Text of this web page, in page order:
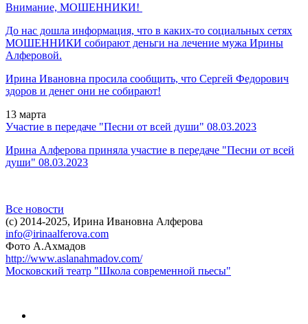
Внимание, МОШЕННИКИ!
До нас дошла информация, что в каких-то социальных сетях
МОШЕННИКИ собирают деньги на лечение мужа Ирины
Алферовой.
Ирина Ивановна просила сообщить, что Сергей Федорович
здоров и денег они не собирают!
13 марта
Участие в передаче "Песни от всей души" 08.03.2023
Ирина Алферова приняла участие в передаче "Песни от всей
души" 08.03.2023
Все новости
(c) 2014-2025, Ирина Ивановна Алферова
info@irinaalferova.com
Фото А.Ахмадов
http://www.aslanahmadov.com/
Московский театр "Школа современной пьесы"